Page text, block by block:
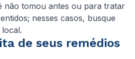
não tomou antes ou para tratar
nesses casos, busque
de seus remédios